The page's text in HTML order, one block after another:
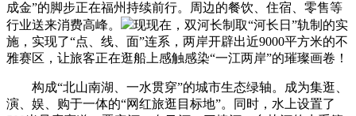
成金”的脚步正在福州持续前行。周边的餐饮、住宿、零售等
行业送来消费高峰。
现现在，双河长制取“河长日”轨制的实
施，实现了“点、线、面”连系，两岸开辟出近9000平方米的不
雅赛区，让旅客正在逛船上感触感染“一江两岸”的璀璨画卷！
构成“北山南湖、一水贯穿”的城市生态绿轴。成为集逛、
演、娱、购于一体的“网红旅逛目标地”。同时，水上设置了